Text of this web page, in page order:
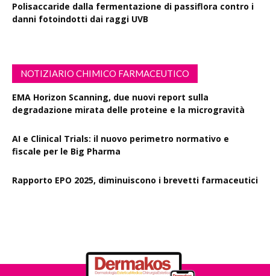
Polisaccaride dalla fermentazione di passiflora contro i
danni fotoindotti dai raggi UVB
NOTIZIARIO CHIMICO FARMACEUTICO
EMA Horizon Scanning, due nuovi report sulla
degradazione mirata delle proteine e la microgravità
AI e Clinical Trials: il nuovo perimetro normativo e
fiscale per le Big Pharma
Rapporto EPO 2025, diminuiscono i brevetti farmaceutici